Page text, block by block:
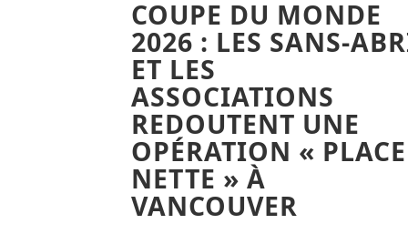
COUPE DU MONDE
2026 : LES SANS-
ET LES
ASSOCIATIONS
REDOUTENT UNE
OPÉRATION « PLACE
NETTE » À
VANCOUVER